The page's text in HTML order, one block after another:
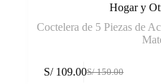
Hogar y
Coctelera de 5 Piezas de
S/150.00
El
S/109.00El